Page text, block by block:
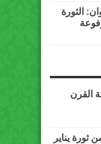
الثورة
القرن